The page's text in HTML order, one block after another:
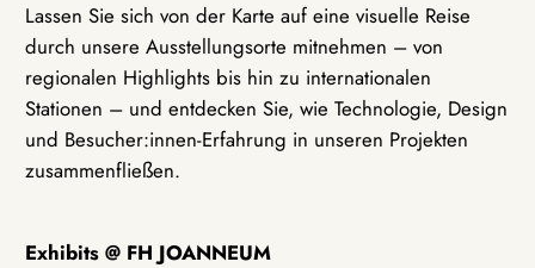
Lassen Sie sich von der Karte auf eine visuelle Reise
durch unsere Ausstellungsorte mitnehmen – von
regionalen Highlights bis hin zu internationalen
Stationen – und entdecken Sie, wie Technologie, Design
und Besucher:innen-Erfahrung in unseren Projekten
zusammenfließen.
Exhibits @ FH JOANNEUM